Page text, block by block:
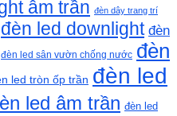
âm trần đèn dây trang trí
đèn led downlight đèn
đèn led sân vườn chống nước đèn
led tròn ốp trần đèn led
led âm trần đèn led